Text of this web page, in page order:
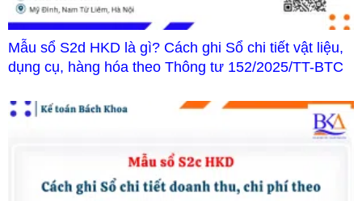
Mẫu sổ S2d HKD là gì? Cách ghi Sổ chi tiết vật liệu,
dụng cụ, hàng hóa theo Thông tư 152/2025/TT-BTC